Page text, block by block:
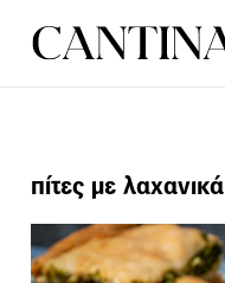
ΣΥΝΤΑΓΕΣ
πίτες με λαχανικά